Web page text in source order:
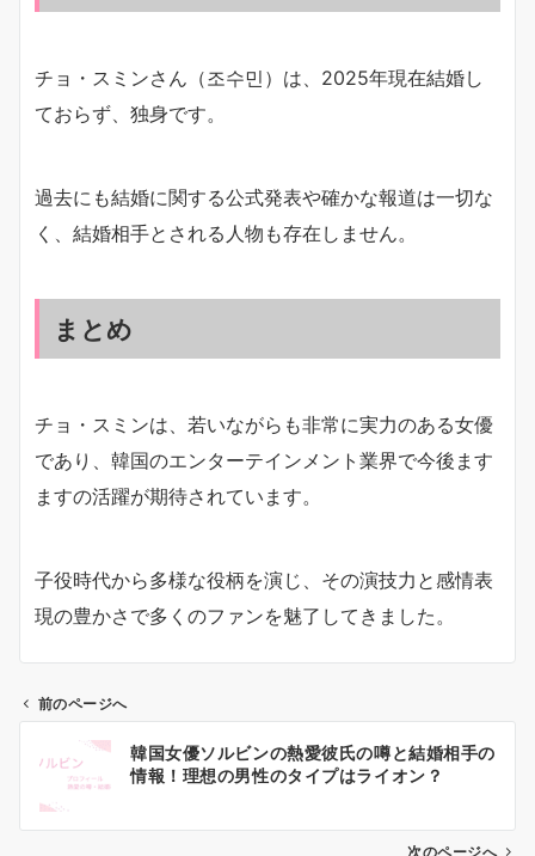
チョ・スミンさん（조수민）は、2025年現在結婚し
ておらず、独身です。
過去にも結婚に関する公式発表や確かな報道は一切な
く、結婚相手とされる人物も存在しません。
まとめ
チョ・スミンは、若いながらも非常に実力のある女優
であり、韓国のエンターテインメント業界で今後ます
ますの活躍が期待されています。
子役時代から多様な役柄を演じ、その演技力と感情表
現の豊かさで多くのファンを魅了してきました。
ビ
前のページへ
韓国女優ソルビンの熱愛彼氏の噂と結婚相手の
情報！理想の男性のタイプはライオン？
次のページへ